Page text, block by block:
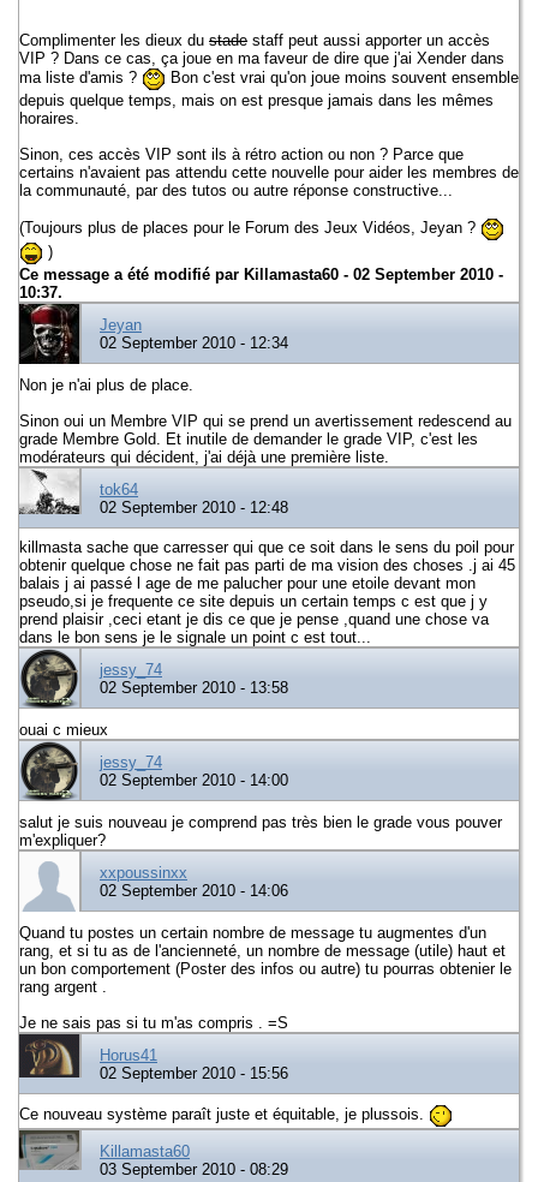
Complimenter les dieux du stade staff peut aussi apporter un accès
VIP ? Dans ce cas, ça joue en ma faveur de dire que j'ai Xender dans
ma liste d'amis ?
Bon c'est vrai qu'on joue moins souvent ensemble
depuis quelque temps, mais on est presque jamais dans les mêmes
horaires.
Sinon, ces accès VIP sont ils à rétro action ou non ? Parce que
certains n'avaient pas attendu cette nouvelle pour aider les membres de
la communauté, par des tutos ou autre réponse constructive...
(Toujours plus de places pour le Forum des Jeux Vidéos, Jeyan ?
)
Ce message a été modifié par Killamasta60 - 02 September 2010 -
10:37.
Jeyan
02 September 2010 - 12:34
Non je n'ai plus de place.
Sinon oui un Membre VIP qui se prend un avertissement redescend au
grade Membre Gold. Et inutile de demander le grade VIP, c'est les
modérateurs qui décident, j'ai déjà une première liste.
tok64
02 September 2010 - 12:48
killmasta sache que carresser qui que ce soit dans le sens du poil pour
obtenir quelque chose ne fait pas parti de ma vision des choses .j ai 45
balais j ai passé l age de me palucher pour une etoile devant mon
pseudo,si je frequente ce site depuis un certain temps c est que j y
prend plaisir ,ceci etant je dis ce que je pense ,quand une chose va
dans le bon sens je le signale un point c est tout...
jessy_74
02 September 2010 - 13:58
ouai c mieux
jessy_74
02 September 2010 - 14:00
salut je suis nouveau je comprend pas très bien le grade vous pouver
m'expliquer?
xxpoussinxx
02 September 2010 - 14:06
Quand tu postes un certain nombre de message tu augmentes d'un
rang, et si tu as de l'ancienneté, un nombre de message (utile) haut et
un bon comportement (Poster des infos ou autre) tu pourras obtenier le
rang argent .
Je ne sais pas si tu m'as compris . =S
Horus41
02 September 2010 - 15:56
Ce nouveau système paraît juste et équitable, je plussois.
Killamasta60
03 September 2010 - 08:29